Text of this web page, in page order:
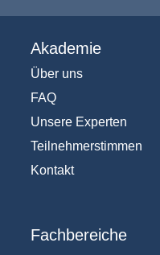
Akademie
Über uns
FAQ
Unsere Experten
Teilnehmerstimmen
Kontakt
Fachbereiche